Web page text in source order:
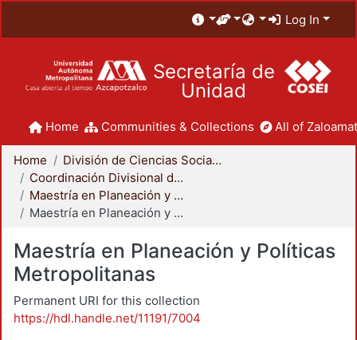
Log In
Secretaría de
Unidad
Home Communities & Collections All of
Home
División de Ciencias Sociales y Humanidades
Coordinación Divisional de Posgrado
Maestría en Planeación y Políticas Metropolitanas
Maestría en Planeación y Políticas Metropolitanas
Maestría en Planeación y Políticas
Metropolitanas
Permanent URI for this collection
https://hdl.handle.net/11191/7004